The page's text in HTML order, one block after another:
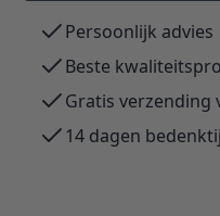
Persoonlijk advies
Beste
Gratis verzending
14 dagen